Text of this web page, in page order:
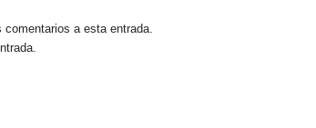
a esta entrada.